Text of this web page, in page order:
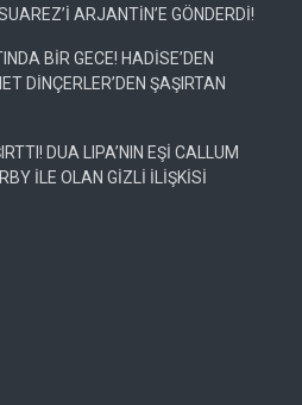
ARJANTİN’E GÖNDERDİ!
BİR GECE! HADİSE’DEN
DİNÇERLER’DEN ŞAŞIRTAN
DUA LIPA’NIN EŞİ CALLUM
İLE OLAN GİZLİ İLİŞKİSİ